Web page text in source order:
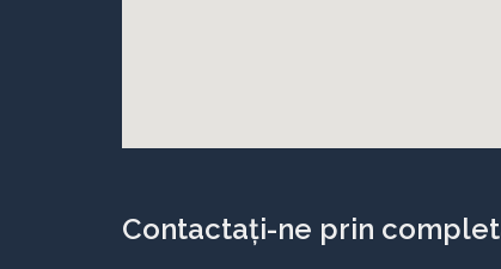
Contactați-ne prin